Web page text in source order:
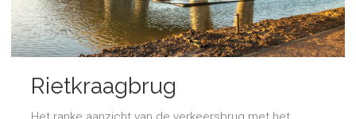
Rietkraagbrug